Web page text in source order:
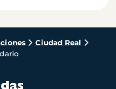
Ciudad Real